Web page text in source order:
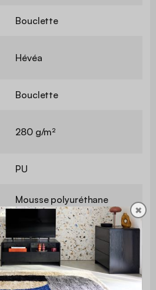
Bouclette
Hévéa
Bouclette
280 g/m²
PU
Mousse polyuréthane
(29kg/m3)
Mousse polyuréthane
(25kg/m3)
✖